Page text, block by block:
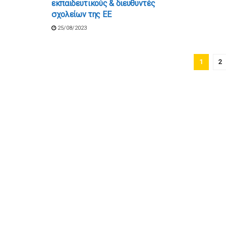
εκπαιδευτικούς & διευθυντές
σχολείων της ΕΕ
25/08/2023
1 2